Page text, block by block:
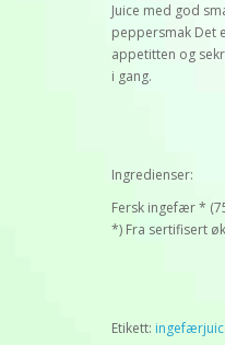
Juice med god
peppersmak Det
appetitten og
i gang.
Ingredienser:
Fersk ingefær *
*) Fra sertifisert
Etikett: